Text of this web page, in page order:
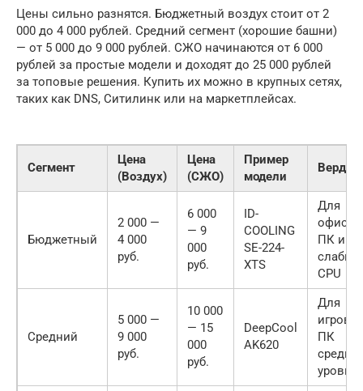
Цены сильно разнятся. Бюджетный воздух стоит от 2
000 до 4 000 рублей. Средний сегмент (хорошие башни)
— от 5 000 до 9 000 рублей. СЖО начинаются от 6 000
рублей за простые модели и доходят до 25 000 рублей
за топовые решения. Купить их можно в крупных сетях,
таких как DNS, Ситилинк или на маркетплейсах.
Сегмент
Цена
(Воздух)
Цена
(СЖО)
Пример
модели
Бюджетный
2 000 —
4 000
руб.
6 000
— 9
000
руб.
ID-
COOLING
SE-224-
XTS
Для
ПК и
слабых
CPU
Средний
5 000 —
9 000
руб.
10 000
— 15
000
руб.
DeepCool
AK620
Для
ПК
уровня